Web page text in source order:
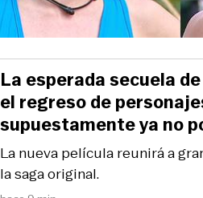
La nueva película reunirá a
la saga original.
La esperada secuela
el regreso de
supuestamente ya no